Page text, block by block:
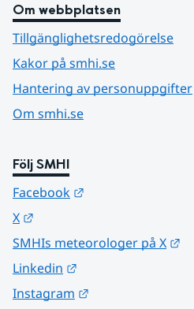
Om webbplatsen
Tillgänglighetsredogörelse
Kakor på smhi.se
Hantering av personuppgifter
Om smhi.se
Följ SMHI
Facebook
X
SMHIs meteorologer på X
Linkedin
Instagram